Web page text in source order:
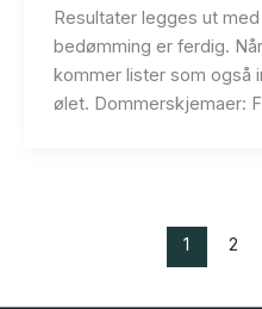
Resultater legges ut
bedømming er ferdig.
kommer lister som også
ølet. Dommerskjemaer:
1 2